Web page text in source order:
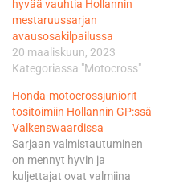
hyvää vauhtia Hollannin
mestaruussarjan
avausosakilpailussa
20 maaliskuun, 2023
Kategoriassa "Motocross"
Honda-motocrossjuniorit
tositoimiin Hollannin GP:ssä
Valkenswaardissa
Sarjaan valmistautuminen
on mennyt hyvin ja
kuljettajat ovat valmiina